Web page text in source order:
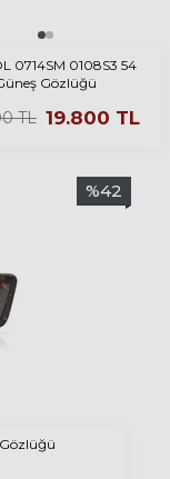
0714SM 0108S3 54
Gözlüğü
TL 19.800 TL
%42